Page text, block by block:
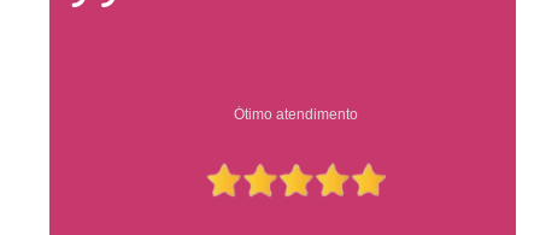
Ótimo atendimento